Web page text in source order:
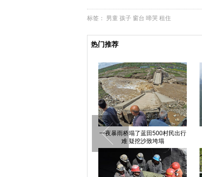
标签： 男童 孩子 窗台 啼哭 租住
热门推荐
一夜暴雨桥塌了蓝田500村民出行
难 疑挖沙致垮塌